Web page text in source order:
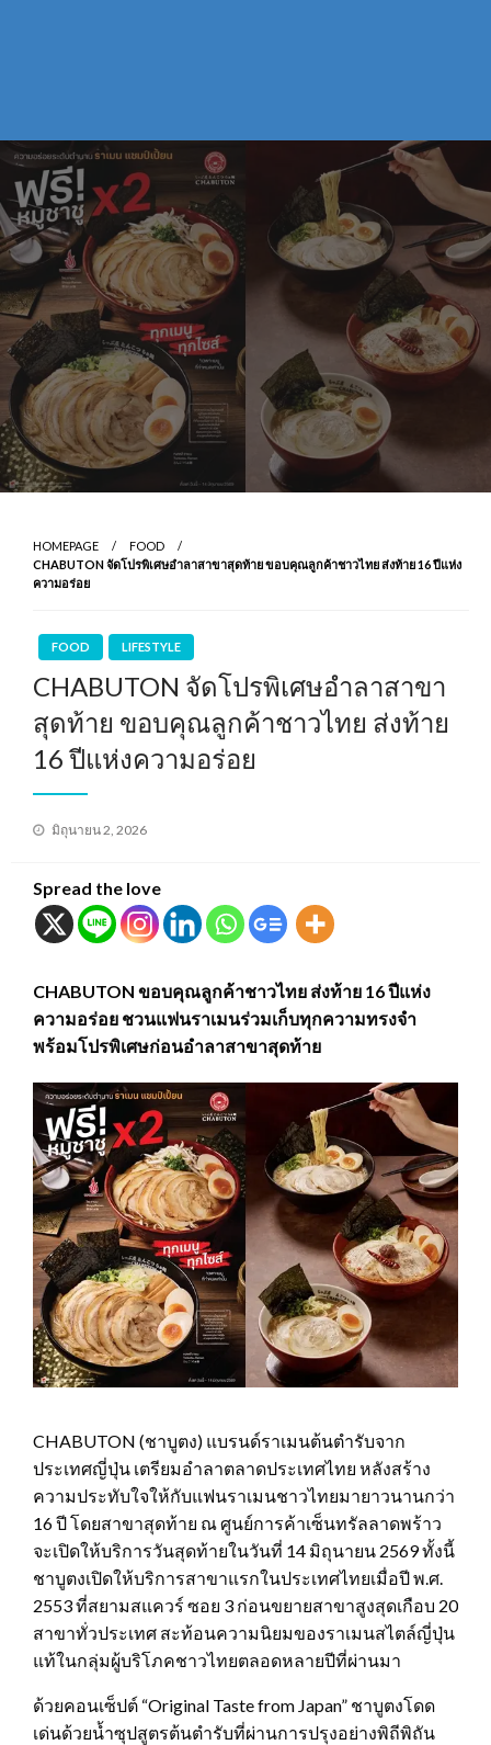
HOMEPAGE
FOOD
CHABUTON จัดโปรพิเศษอำลาสาขาสุดท้าย ขอบคุณลูกค้าชาวไทย ส่งท้าย 16 ปีแห่ง
ความอร่อย
FOOD LIFESTYLE
CHABUTON จัดโปรพิเศษอำลาสาขา
สุดท้าย ขอบคุณลูกค้าชาวไทย ส่งท้าย
16 ปีแห่งความอร่อย
Posted
มิถุนายน 2, 2026
Spread the love
CHABUTON ขอบคุณลูกค้าชาวไทย ส่งท้าย 16 ปีแห่ง
ความอร่อย ชวนแฟนราเมนร่วมเก็บทุกความทรงจำ
พร้อมโปรพิเศษก่อนอำลาสาขาสุดท้าย
CHABUTON (ชาบูตง) แบรนด์ราเมนต้นตำรับจาก
ประเทศญี่ปุ่น เตรียมอำลาตลาดประเทศไทย หลังสร้าง
ความประทับใจให้กับแฟนราเมนชาวไทยมายาวนานกว่า
16 ปี โดยสาขาสุดท้าย ณ ศูนย์การค้าเซ็นทรัลลาดพร้าว
จะเปิดให้บริการวันสุดท้ายในวันที่ 14 มิถุนายน 2569 ทั้งนี้
ชาบูตงเปิดให้บริการสาขาแรกในประเทศไทยเมื่อปี พ.ศ.
2553 ที่สยามสแควร์ ซอย 3 ก่อนขยายสาขาสูงสุดเกือบ 20
สาขาทั่วประเทศ สะท้อนความนิยมของราเมนสไตล์ญี่ปุ่น
แท้ในกลุ่มผู้บริโภคชาวไทยตลอดหลายปีที่ผ่านมา
ด้วยคอนเซ็ปต์ “Original Taste from Japan” ชาบูตงโดด
เด่นด้วยน้ำซุปสูตรต้นตำรับที่ผ่านการปรุงอย่างพิถีพิถัน